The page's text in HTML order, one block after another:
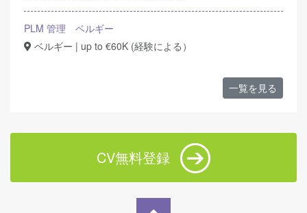
PLM 管理 ベルギー
ベルギー | up to €60K (経験による）
一覧を見る
CV無料登録